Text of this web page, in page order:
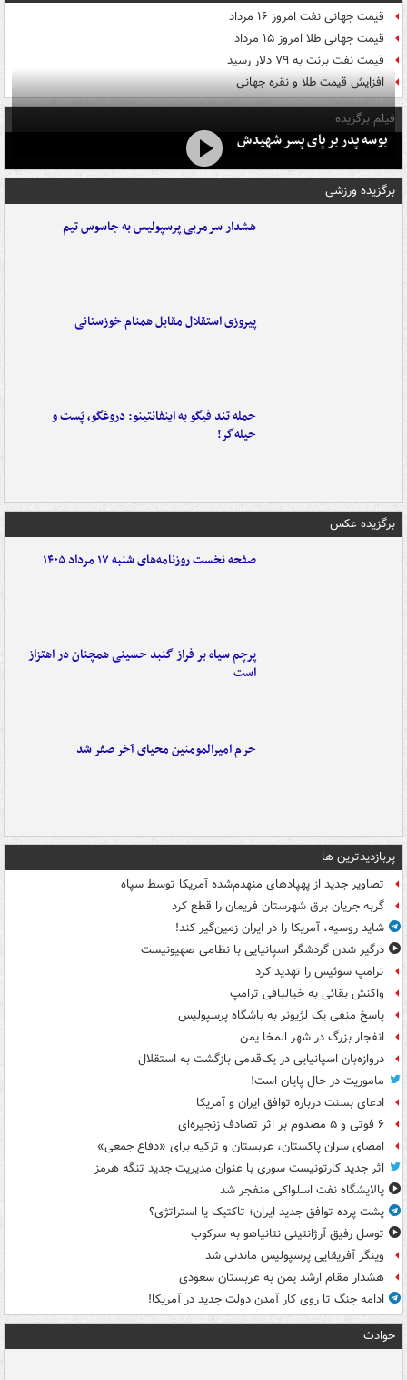
قیمت جهانی نفت امروز ۱۶ مرداد
قیمت جهانی طلا امروز ۱۵ مرداد
قیمت نفت برنت به ۷۹ دلار رسید
افزایش قیمت طلا و نقره جهانی
فیلم برگزیده
بوسه‌ پدر بر پای پسر شهیدش
برگزیده ورزشی
هشدار سرمربی پرسپولیس به جاسوس تیم
پیروزی استقلال مقابل همنام خوزستانی
حمله تند فیگو به اینفانتینو: دروغگو، پَست‌ و
حیله‌گر!
برگزیده عکس
صفحه نخست روزنامه‌های شنبه ۱۷ مرداد ۱۴۰۵
پرچم سیاه بر فراز گنبد حسینی همچنان در اهتزاز
است
حرم امیرالمومنین محیای آخر صفر شد
پربازدیدترین ها
تصاویر جدید از پهپادهای منهدم‌شده آمریکا توسط سپاه
گربه جریان برق شهرستان فریمان را قطع کرد
شاید روسیه، آمریکا را در ایران زمین‌گیر کند!
درگیر شدن گردشگر اسپانیایی با نظامی صهیونیست
ترامپ سوئیس را تهدید کرد
واکنش بقائی به خیالبافی ترامپ
پاسخ منفی یک لژیونر به باشگاه پرسپولیس
انفجار بزرگ در شهر المخا یمن
دروازه‌بان اسپانیایی در یک‌قدمی بازگشت به استقلال
ماموریت در حال پایان است!
ادعای بسنت درباره توافق ایران و آمریکا
۶ فوتی و ۵ مصدوم بر اثر تصادف زنجیره‌ای
امضای سران پاکستان، عربستان و ترکیه برای «دفاع جمعی»
اثر جدید کارتونیست سوری با عنوان مدیریت جدید تنگه هرمز
پالایشگاه نفت اسلواکی منفجر شد
پشت پرده توافق جدید ایران؛ تاکتیک یا استراتژی؟
توسل رفیق آرژانتینی نتانیاهو به سرکوب
وینگر آفریقایی پرسپولیس ماندنی شد
هشدار مقام ارشد یمن به عربستان سعودی
ادامه جنگ تا روی کار آمدن دولت جدید در آمریکا!
حوادث